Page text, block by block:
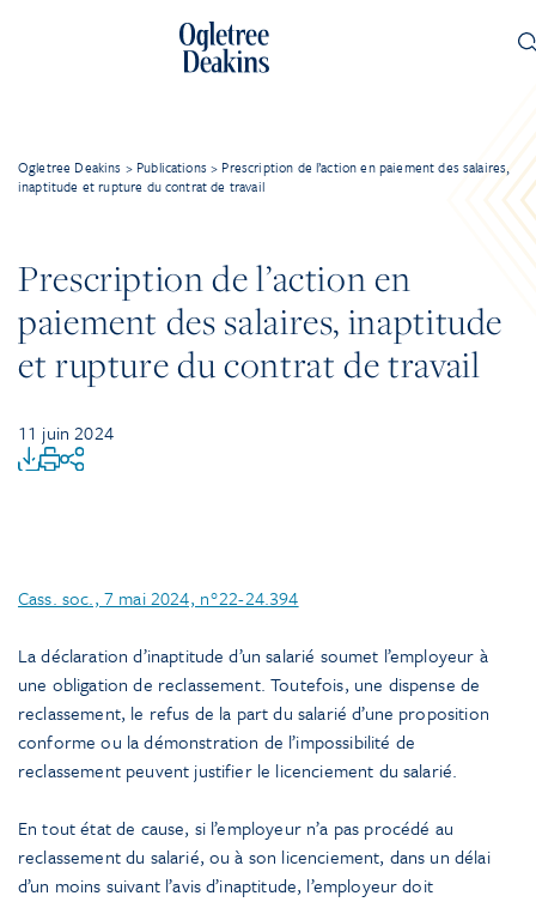
Ogletree Deakins > Publications > Prescription de l’action en paiement des salaires,
inaptitude et rupture du contrat de travail
Prescription de l’action en
paiement des salaires, inaptitude
et rupture du contrat de travail
11 juin 2024
Cass. soc., 7 mai 2024, n°22-24.394
La déclaration d’inaptitude d’un salarié soumet l’employeur à
une obligation de reclassement. Toutefois, une dispense de
reclassement, le refus de la part du salarié d’une proposition
conforme ou la démonstration de l’impossibilité de
reclassement peuvent justifier le licenciement du salarié.
En tout état de cause, si l’employeur n’a pas procédé au
reclassement du salarié, ou à son licenciement, dans un délai
d’un moins suivant l’avis d’inaptitude, l’employeur doit